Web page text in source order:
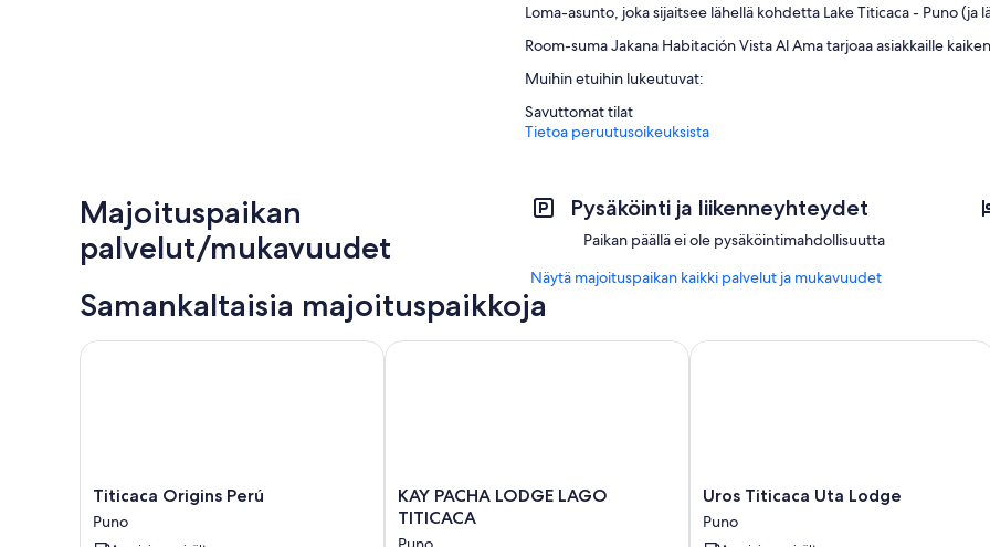
Loma-asunto, joka sijaitsee lähellä kohdetta Lake Titicaca - Puno (ja
Room-suma Jakana Habitación Vista Al Ama tarjoaa asiakkaille
Muihin etuihin lukeutuvat:
Savuttomat tilat
Tietoa peruutusoikeuksista
Majoituspaikan
palvelut/mukavuudet
Pysäköinti ja liikenneyhteydet
Paikan päällä ei ole pysäköintimahdollisuutta
Näytä majoituspaikan kaikki palvelut ja mukavuudet
Samankaltaisia majoituspaikkoja
Titicaca
Origins
Perú
Titicaca Origins Perú
Puno
Titicaca Origins Perú
KAY
PACHA
KAY PACHA LODGE LAGO
TITICACA
KAY PACHA LODGE LAGO TITICACA
Uros
Titicaca
Uta
Uros Titicaca Uta Lodge
Puno
Uros Titicaca Uta Lodge